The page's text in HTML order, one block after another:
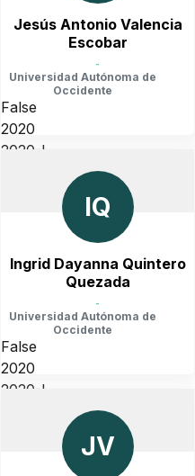
Jesús Antonio Valencia
Escobar
-
Universidad Autónoma de
Occidente
False
2020
2020-I
IQ
Ingrid Dayanna Quintero
Quezada
-
Universidad Autónoma de
Occidente
False
2020
2020-I
JV